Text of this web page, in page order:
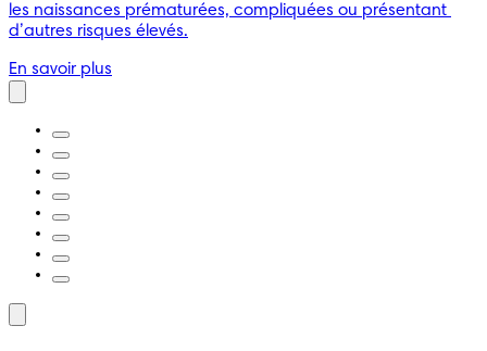
les naissances prématurées, compliquées ou présentant
d’autres risques élevés.
En savoir plus